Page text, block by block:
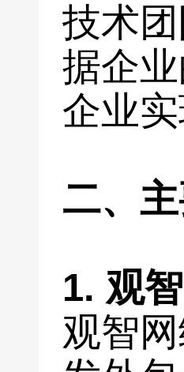
技术
据企
企业
二、
1. 观
观智